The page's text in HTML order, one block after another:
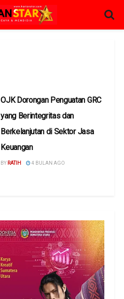
OJK Dorongan Penguatan GRC
yang Berintegritas dan
Berkelanjutan di Sektor Jasa
Keuangan
BY RATIH 4 BULAN AGO